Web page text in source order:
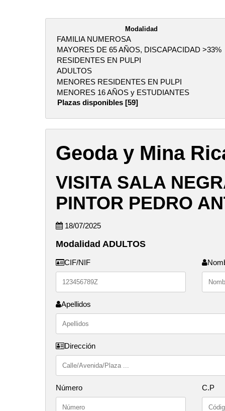
Modalidad
FAMILIA NUMEROSA
MAYORES DE 65 AÑOS, DISCAPACIDAD >33%
RESIDENTES EN PULPI
ADULTOS
MENORES RESIDENTES EN PULPI
MENORES 16 AÑOS y ESTUDIANTES
Plazas disponibles [59]
Geoda y Mina
VISITA SALA
PINTOR PEDRO
18/07/2025
Modalidad ADULTOS
CIF/NIF
Apellidos
Dirección
Número C.P